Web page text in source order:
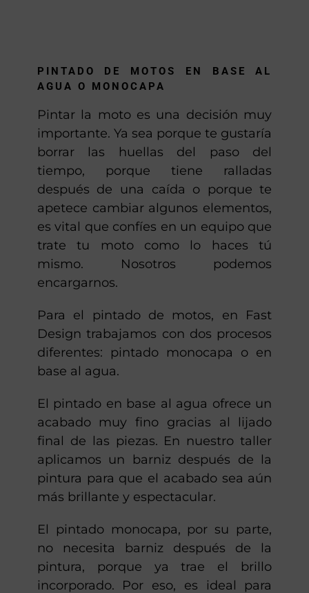
PINTADO DE MOTOS EN BASE AL
AGUA O MONOCAPA
Pintar la moto es una decisión muy
importante. Ya sea porque te gustaría
borrar las huellas del paso del
tiempo, porque tiene ralladas
después de una caída o porque te
apetece cambiar algunos elementos,
es vital que confíes en un equipo que
trate tu moto como lo haces tú
mismo. Nosotros podemos
encargarnos.
Para el pintado de motos, en Fast
Design trabajamos con dos procesos
diferentes: pintado monocapa o en
base al agua.
El pintado en base al agua ofrece un
acabado muy fino gracias al lijado
final de las piezas. En nuestro taller
aplicamos un barniz después de la
pintura para que el acabado sea aún
más brillante y espectacular.
El pintado monocapa, por su parte,
no necesita barniz después de la
pintura, porque ya trae el brillo
incorporado. Por eso, es ideal para